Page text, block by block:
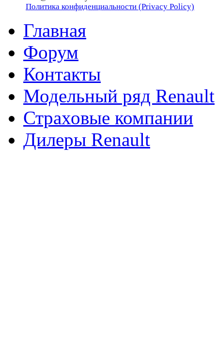
Политика конфиденциальности (Privacy Policy)
Главная
Форум
Контакты
Модельный ряд Renault
Страховые компании
Дилеры Renault